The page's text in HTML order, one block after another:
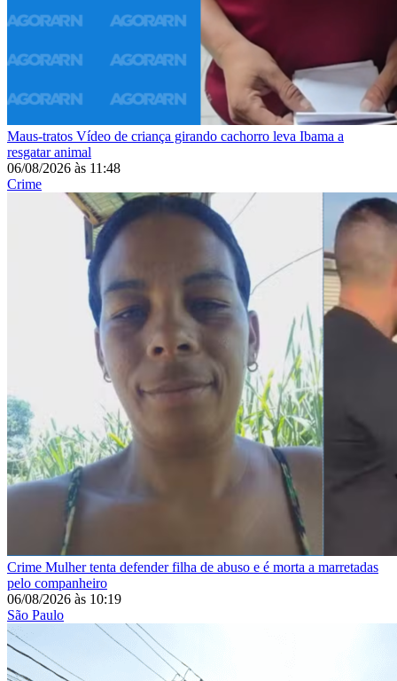
Maus-tratos Vídeo de criança girando cachorro leva Ibama a
resgatar animal
06/08/2026 às 11:48
Crime
Crime Mulher tenta defender filha de abuso e é morta a marretadas
pelo companheiro
06/08/2026 às 10:19
São Paulo